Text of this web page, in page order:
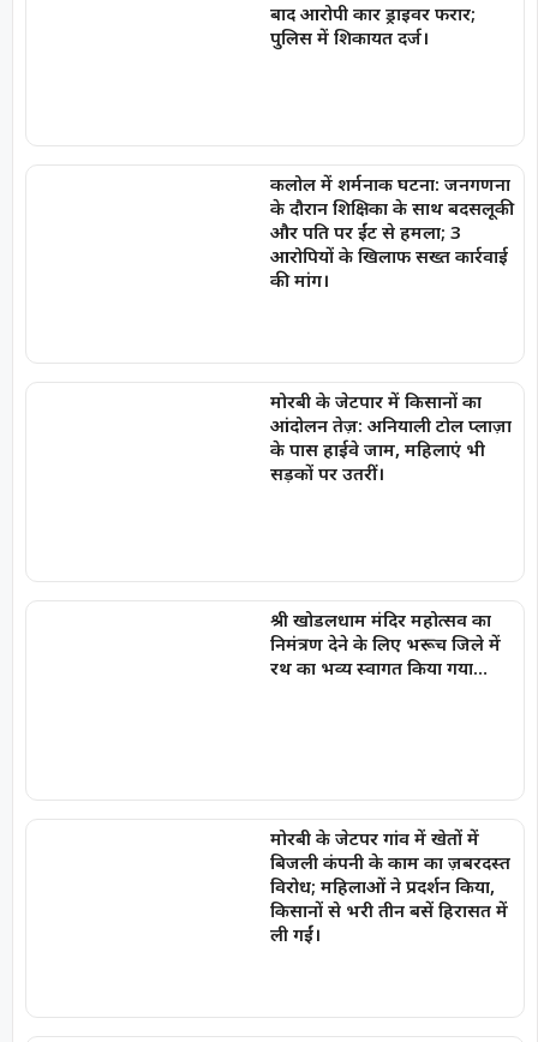
बाद आरोपी कार ड्राइवर फरार;
पुलिस में शिकायत दर्ज।
कलोल में शर्मनाक घटना: जनगणना
के दौरान शिक्षिका के साथ बदसलूकी
और पति पर ईंट से हमला; 3
आरोपियों के खिलाफ सख्त कार्रवाई
की मांग।
मोरबी के जेटपार में किसानों का
आंदोलन तेज़: अनियाली टोल प्लाज़ा
के पास हाईवे जाम, महिलाएं भी
सड़कों पर उतरीं।
श्री खोडलधाम मंदिर महोत्सव का
निमंत्रण देने के लिए भरूच जिले में
रथ का भव्य स्वागत किया गया…
मोरबी के जेटपर गांव में खेतों में
बिजली कंपनी के काम का ज़बरदस्त
विरोध; महिलाओं ने प्रदर्शन किया,
किसानों से भरी तीन बसें हिरासत में
ली गईं।